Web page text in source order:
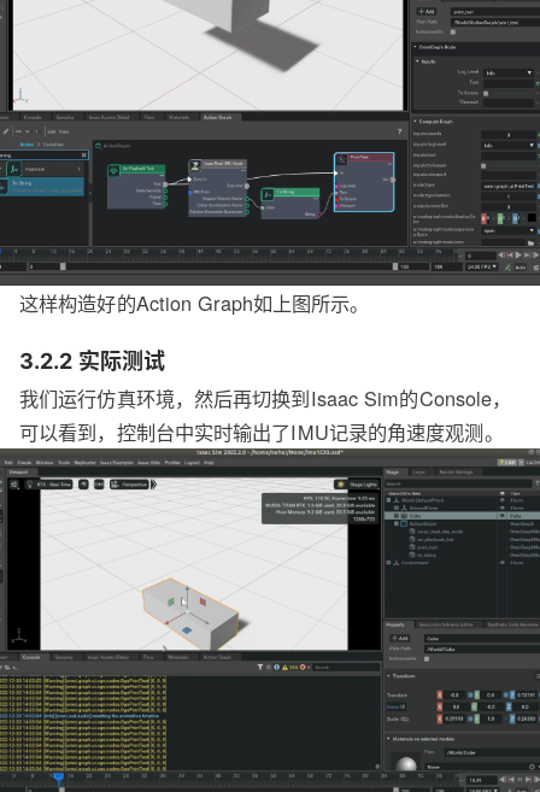
这样构造好的Action Graph如上图所示。
3.2.2 实际测试
我们运行仿真环境，然后再切换到Isaac Sim的Console，
可以看到，控制台中实时输出了IMU记录的角速度观测。